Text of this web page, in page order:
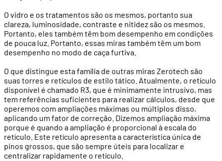
O vidro e os tratamentos são os mesmos, portanto sua
clareza, luminosidade, contraste e nitidez são os mesmos.
Portanto, eles também têm bom desempenho em condições
de pouca luz. Portanto, essas miras também têm um bom
desempenho no modo de caça furtiva.
O que distingue esta família de outras miras Zerotech são
suas torres e retículos de estilo tático. Atualmente, o retículo
disponível é chamado R3, que é minimamente intrusivo, mas
tem referências suficientes para realizar cálculos, desde que
operemos com ampliações máximas ou múltiplos disso,
aplicando um fator de correção. Dizemos ampliação máxima
porque é quando a ampliação é proporcional à escala do
retículo. Este retículo apresenta a característica única de
pinos grossos, que são sempre úteis para localizar e
centralizar rapidamente o retículo.